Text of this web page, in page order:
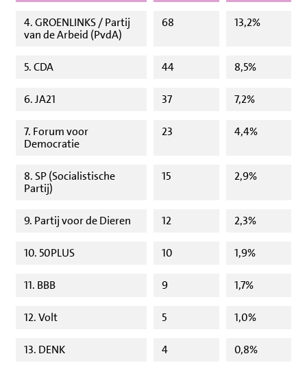
4. GROENLINKS / Partij
van de Arbeid (PvdA)
68 13,2%
5. CDA 44 8,5%
6. JA21 37 7,2%
7. Forum voor
Democratie
23 4,4%
8. SP (Socialistische
Partij)
15 2,9%
9. Partij voor de Dieren 12 2,3%
10. 50PLUS 10 1,9%
11. BBB 9 1,7%
12. Volt 5 1,0%
13. DENK 4 0,8%